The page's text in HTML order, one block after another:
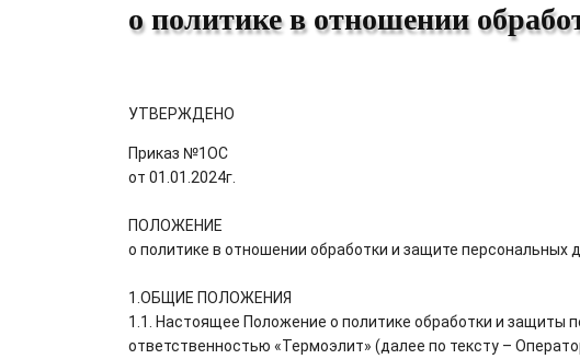
о политике в отношении
УТВЕРЖДЕНО
Приказ №1ОС
от 01.01.2024г.
ПОЛОЖЕНИЕ
о политике в отношении обработки и защите персональных
1.ОБЩИЕ ПОЛОЖЕНИЯ
1.1. Настоящее Положение о политике обработки и защиты
ответственностью «Термоэлит» (далее по тексту –